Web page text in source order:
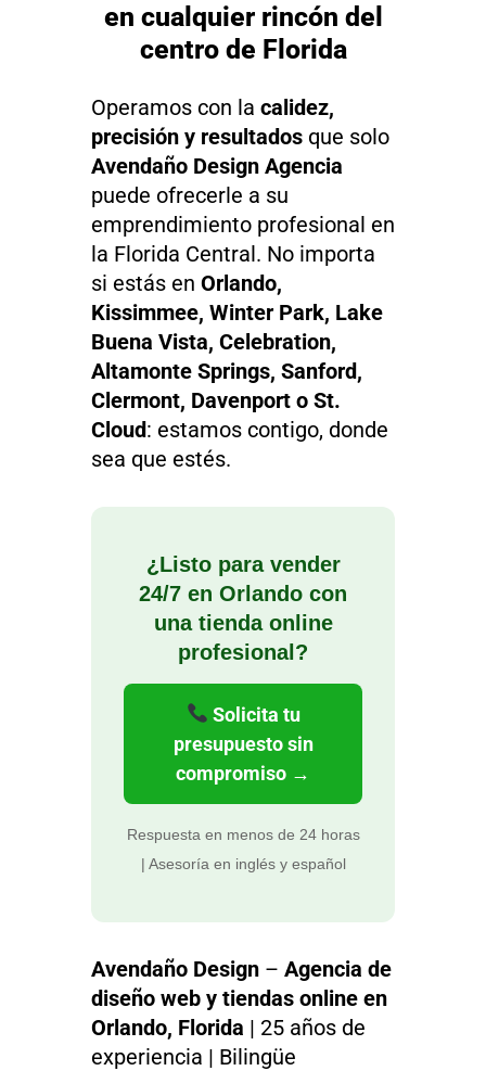
en cualquier rincón del
centro de Florida
Operamos con la calidez,
precisión y resultados que solo
Avendaño Design Agencia
puede ofrecerle a su
emprendimiento profesional en
la Florida Central. No importa
si estás en Orlando,
Kissimmee, Winter Park, Lake
Buena Vista, Celebration,
Altamonte Springs, Sanford,
Clermont, Davenport o St.
Cloud: estamos contigo, donde
sea que estés.
¿Listo para vender
24/7 en Orlando con
una tienda online
profesional?
Solicita tu
presupuesto sin
compromiso →
Respuesta en menos de 24 horas
| Asesoría en inglés y español
Avendaño Design – Agencia de
diseño web y tiendas online en
Orlando, Florida | 25 años de
experiencia | Bilingüe